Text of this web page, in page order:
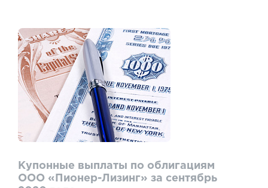
Купонные выплаты по облигациям
ООО «Пионер-Лизинг» за сентябрь